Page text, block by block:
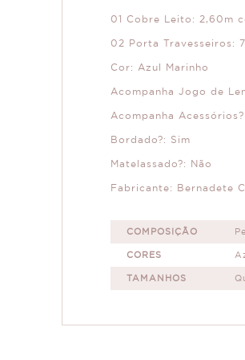
01 Cobre Leito: 2,60m
02 Porta Travesseiros:
Cor: Azul Marinho
Acompanha Jogo de
Acompanha
Bordado?: Sim
Matelassado?: Não
Fabricante: Bernadete
COMPOSIÇÃO
CORES
TAMANHOS